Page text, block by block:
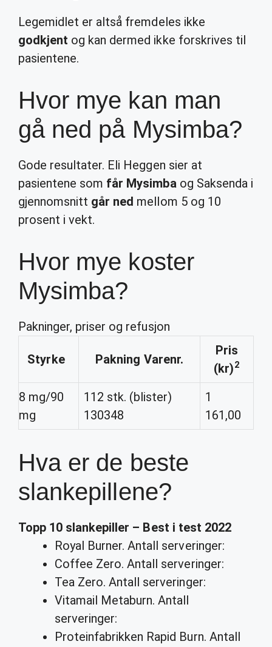
Legemidlet er altså fremdeles ikke
godkjent og kan dermed ikke forskrives til
pasientene.
Hvor mye kan man
gå ned på Mysimba?
Gode resultater. Eli Heggen sier at
pasientene som får Mysimbaog Saksenda i
gjennomsnitt går ned mellom 5 og 10
prosent i vekt.
Hvor mye koster
Mysimba?
Pakninger, priser og refusjon
Styrke Pakning Varenr.
Pris
(kr)2
8 mg/90
mg
112 stk. (blister)
130348
1
161,00
Hva er de beste
slankepillene?
Topp 10 slankepiller – Best i test 2022
Royal Burner. Antall serveringer:
Coffee Zero. Antall serveringer:
Tea Zero. Antall serveringer:
Vitamail Metaburn. Antall
serveringer:
Proteinfabrikken Rapid Burn. Antall